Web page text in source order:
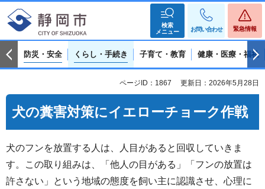
検索
メニュー
お問い合わせ 緊急情報
防災・安全 くらし・手続き 子育て・教育 健康・医療・福祉
ページID：1867 更新日：2026年5月28日
犬の糞害対策にイエローチョーク作戦
犬のフンを放置する人は、人目があると回収していきま
す。この取り組みは、「他人の目がある」「フンの放置は
許さない」という地域の態度を飼い主に認識させ、心理に